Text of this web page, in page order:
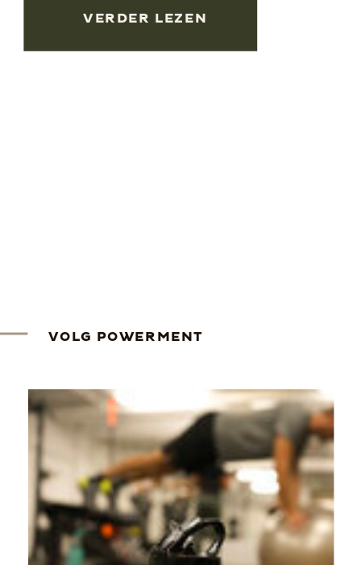
VERDER LEZEN
VOLG POWERMENT